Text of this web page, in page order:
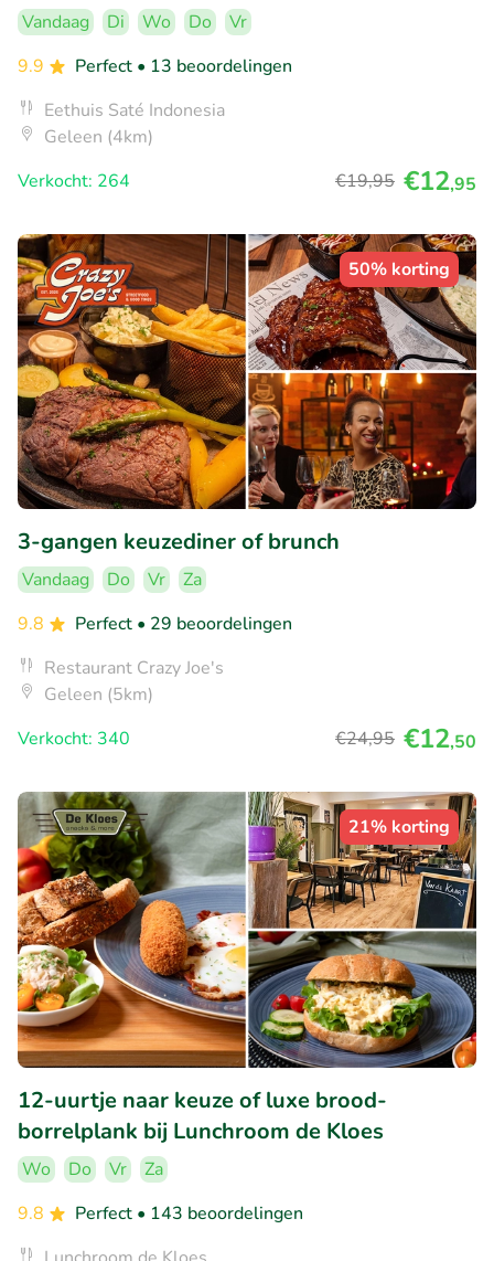
Vandaag Di Wo Do
Vr
9.9
Perfect • 13 beoordelingen
Eethuis Saté Indonesia
Geleen (4km)
Verkocht: 264
€19,95 €12,95
50% korting
3-gangen keuzediner of brunch
Vandaag Do Vr
Za
9.8
Perfect • 29 beoordelingen
Restaurant Crazy Joe's
Geleen (5km)
Verkocht: 340
€24,95 €12,50
21% korting
12-uurtje naar keuze of luxe brood-
borrelplank bij Lunchroom de Kloes
Wo Do Vr
Za
9.8
Perfect • 143 beoordelingen